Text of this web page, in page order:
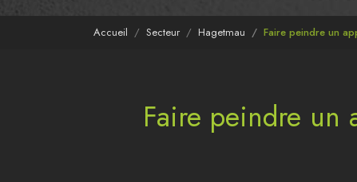
Accueil Secteur Hagetmau Faire peindre un
Faire peindre un